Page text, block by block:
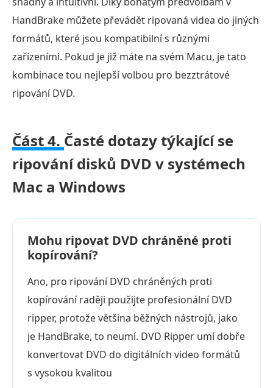
HandBrake můžete převádět ripovaná videa do jiných
formátů, které jsou kompatibilní s různými
zařízeními. Pokud je již máte na svém Macu, je tato
kombinace tou nejlepší volbou pro bezztrátové
ripování DVD.
Část 4. Časté dotazy týkající se
ripování disků DVD v systémech
Mac a Windows
Mohu ripovat DVD chráněné proti
kopírování?
Ano, pro ripování DVD chráněných proti
kopírování raději použijte profesionální DVD
ripper, protože většina běžných nástrojů, jako
je HandBrake, to neumí. DVD Ripper umí dobře
konvertovat DVD do digitálních video formátů
s vysokou kvalitou